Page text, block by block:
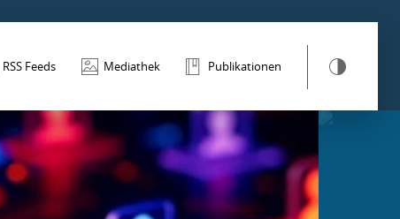
RSS Feeds Mediathek Publikationen